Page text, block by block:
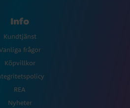
Info
Kundtjänst
frågor
Köpvillkor
REA
Nyheter